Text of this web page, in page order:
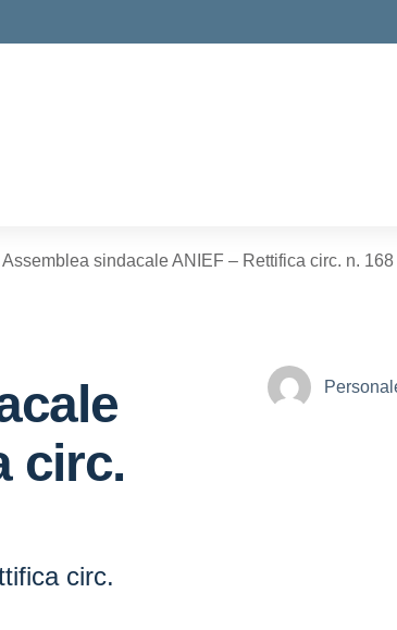
Assemblea sindacale ANIEF – Rettifica circ. n. 168
circ.
circ.